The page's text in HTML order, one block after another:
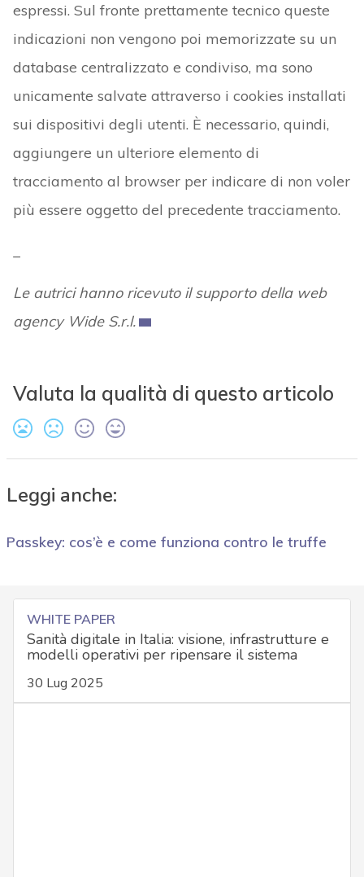
espressi. Sul fronte prettamente tecnico queste
indicazioni non vengono poi memorizzate su un
database centralizzato e condiviso, ma sono
unicamente salvate attraverso i cookies installati
sui dispositivi degli utenti. È necessario, quindi,
aggiungere un ulteriore elemento di
tracciamento al browser per indicare di non voler
più essere oggetto del precedente tracciamento.
Le autrici hanno ricevuto il supporto della web
agency Wide S.r.l.
Valuta la qualità di questo articolo
Leggi anche:
Passkey: cos’è e come funziona contro le truffe
WHITE PAPER
Sanità digitale in Italia: visione, infrastrutture e
modelli operativi per ripensare il sistema
30 Lug 2025